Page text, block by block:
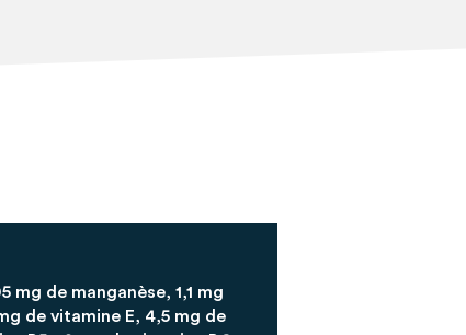
mg de manganèse, 1,1 mg
de vitamine E, 4,5 mg de